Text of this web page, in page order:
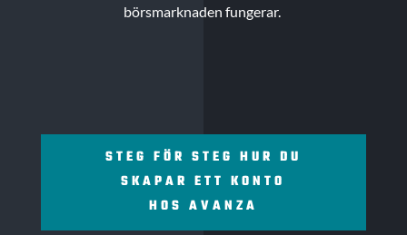
börsmarknaden fungerar.
STEG FÖR STEG HUR DU
SKAPAR ETT KONTO
HOS AVANZA